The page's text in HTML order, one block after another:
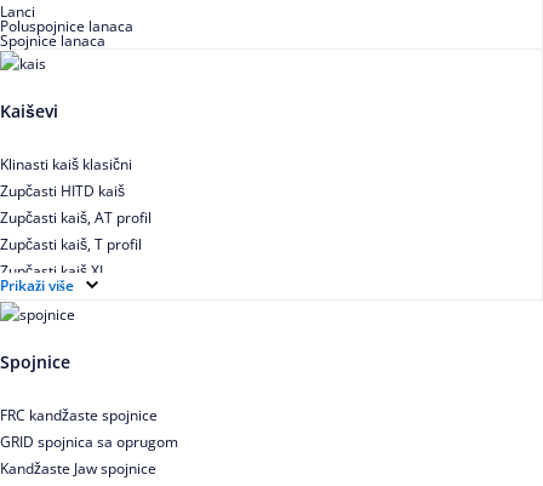
Lanci
Poluspojnice lanaca
Spojnice lanaca
Kaiševi
Klinasti kaiš klasični
Zupčasti HITD kaiš
Zupčasti kaiš, AT profil
Zupčasti kaiš, T profil
Zupčasti kaiš XL
Zupčasti STD kaiš
Uskoprofilno klinasto remenje
Uskoprofilno klinasto remenje spojeno
Uskoprofilno klinasto remenje XP extra power
Višekanalno remenje PJ,PK
Prikaži više
Spojnice
FRC kandžaste spojnice
GRID spojnica sa oprugom
Kandžaste Jaw spojnice